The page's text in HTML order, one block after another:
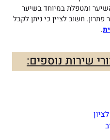
ומטפלת במיוחד בשיער
חשוב לציין כי ניתן לקבל
.
שירות נוספים: